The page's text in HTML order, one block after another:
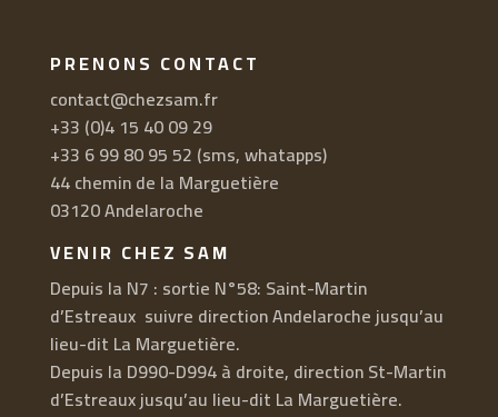
PRENONS CONTACT
contact@chezsam.fr
+33 (0)4 15 40 09 29
+33 6 99 80 95 52 (sms, whatapps)
44 chemin de la Marguetière
03120 Andelaroche
VENIR CHEZ SAM
Depuis la N7 : sortie N°58: Saint-Martin
d’Estreaux suivre direction Andelaroche jusqu’au
lieu-dit La Marguetière.
Depuis la D990-D994 à droite, direction St-Martin
d’Estreaux jusqu’au lieu-dit La Marguetière.